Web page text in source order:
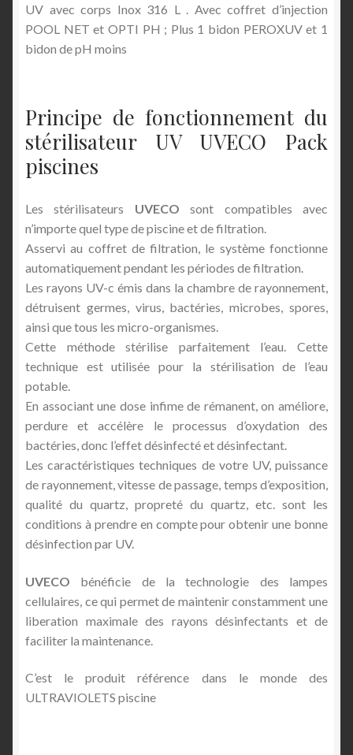
UV avec corps Inox 316 L . Avec coffret d’injection
POOL NET et OPTI PH ; Plus 1 bidon PEROXUV et 1
bidon de pH moins
Principe de fonctionnement du
stérilisateur UV UVECO Pack
piscines
Les stérilisateurs UVECOsont compatibles avec
n’importe quel type de piscine et de filtration.
Asservi au coffret de filtration, le système fonctionne
automatiquement pendant les périodes de filtration.
Les rayons UV-c émis dans la chambre de rayonnement,
détruisent germes, virus, bactéries, microbes, spores,
ainsi que tous les micro-organismes.
Cette méthode stérilise parfaitement l’eau. Cette
technique est utilisée pour la stérilisation de l’eau
potable.
En associant une dose infime de rémanent, on améliore,
perdure et accélère le processus d’oxydation des
bactéries, donc l’effet désinfecté et désinfectant.
Les caractéristiques techniques de votre UV, puissance
de rayonnement, vitesse de passage, temps d’exposition,
qualité du quartz, propreté du quartz, etc. sont les
conditions à prendre en compte pour obtenir une bonne
désinfection par UV.
UVECO bénéficie de la technologie des lampes
cellulaires, ce qui permet de maintenir constamment une
liberation maximale des rayons désinfectants et de
faciliter la maintenance.
C’est le produit référence dans le monde des
ULTRAVIOLETS piscine